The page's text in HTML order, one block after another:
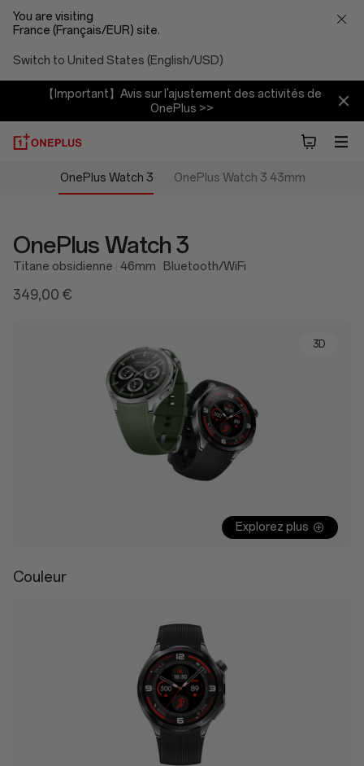
You are visiting
France (Français/EUR) site.
Switch to United States (English/USD)
【Important】Avis sur l'ajustement des activités de
OnePlus >>
OnePlus Watch 3 OnePlus Watch 3 43mm
OnePlus Watch 3
Titane obsidienne 46mm Bluetooth/WiFi
349,00 €
Explorez plus
3D
Couleur